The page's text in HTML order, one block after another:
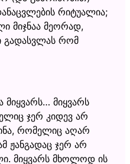
რიტუალია;
მიჯნაა მეორად,
გადასვლას რომ
მიყვარს… მიყვარს
ჯერ კიდევ არ
რომელიც აღარ
ჟანგადაც ჯერ არ
მიყვარს მხოლოდ ის